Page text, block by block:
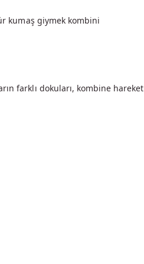
kumaş giymek kombini
farklı dokuları, kombine hareket